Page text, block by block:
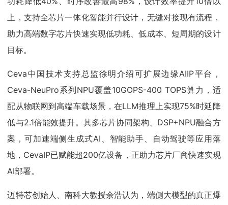
上，支持全芯片一体化智能并行设计，无缝对接现有流程，
助力高端数字芯片快速实现低功耗、低成本、短周期的设计
目标。
Ceva中国技术支持总监徐明介绍可扩展边缘AIIP平台，
Ceva-NeuPro系列NPU覆盖10GOPS-400 TOPS算力，适
配从物联网到高端车载场景，在LLM推理上实现75%时延降
低与2.1倍能效提升。其多芯片协同架构、DSP+NPU融合方
案，可加速端侧生成式AI、智能助手、自动驾驶等应用落
地，CevaIP已赋能超200亿设备，正助力芯片厂商快速实现
AI部署。
迈特芯创始人、南科大教授余浩认为，端侧大模型的真正爆